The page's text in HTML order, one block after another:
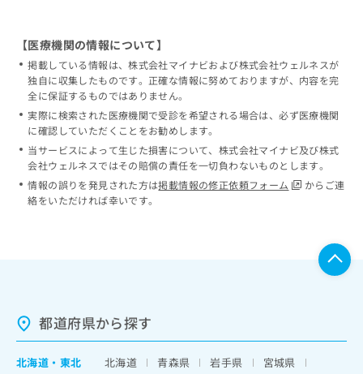
【医療機関の情報について】
掲載している情報は、株式会社マイナビおよび株式会社ウェルネスが
独自に収集したものです。正確な情報に努めておりますが、内容を完
全に保証するものではありません。
実際に検索された医療機関で受診を希望される場合は、必ず医療機関
に確認していただくことをお勧めします。
当サービスによって生じた損害について、株式会社マイナビ及び株式
会社ウェルネスではその賠償の責任を一切負わないものとします。
情報の誤りを発見された方は掲載情報の修正依頼フォーム
からご連
絡をいただければ幸いです。
都道府県から探す
北海道 ・ 東北 北海道 青森県 岩手県
宮城県